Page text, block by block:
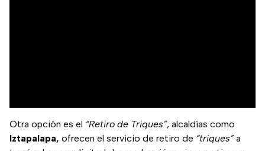
Otra opción es el “Retiro de Triques”, alcaldías como
Iztapalapa, ofrecen el servicio de retiro de “triques”a